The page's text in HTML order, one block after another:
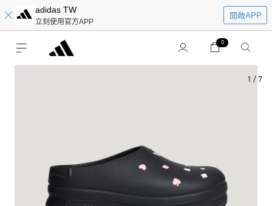
adidas TW
立刻使用官方APP
開啟APP
0
1 / 7